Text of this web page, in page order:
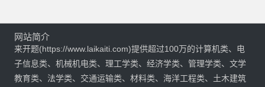
网站简介
来开题(https://www.laikaiti.com)提供超过100万的计算机类、电
子信息类、机械机电类、理工学类、经济学类、管理学类、文学
教育类、法学类、交通运输类、材料类、海洋工程类、土木建筑